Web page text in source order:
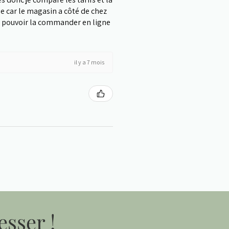
car le magasin a côté de chez
la commander en ligne
il y a 7 mois
!